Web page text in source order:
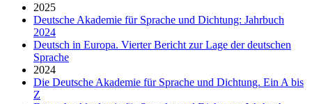
2025
Deutsche Akademie für Sprache und Dichtung: Jahrbuch
2024
Deutsch in Europa. Vierter Bericht zur Lage der deutschen
Sprache
2024
Die Deutsche Akademie für Sprache und Dichtung. Ein A bis
Z